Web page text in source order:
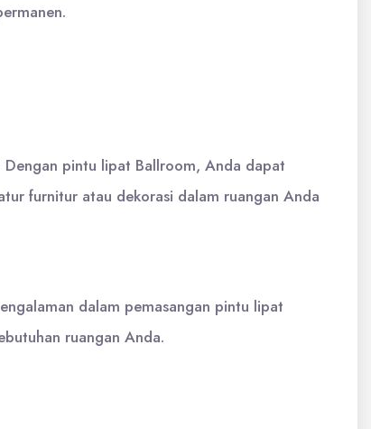
pintu lipat Ballroom, Anda dapat
furnitur atau dekorasi dalam ruangan Anda
dalam pemasangan pintu lipat
ruangan Anda.